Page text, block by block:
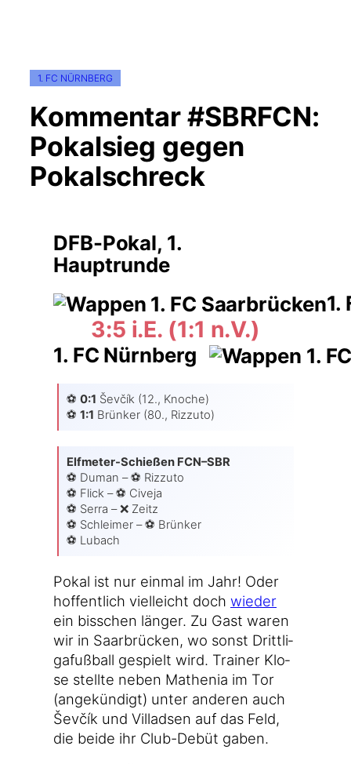
1. FC NÜRNBERG
Kommentar #SBRFCN:
Pokalsieg gegen
Pokalschreck
DFB-Pokal, 1.
Hauptrunde
1.
3:5 i.E. (1:1 n.V.)
1. FC Nürnberg
⚽️ 0:1 Ševčík (12., Kno­che)
⚽️ 1:1 Brün­ker (80., Rizzuto)
Elfmeter-Schießen FCN–SBR
⚽️ Duman – ⚽️ Riz­zu­to
⚽️ Flick – ⚽️ Cive­ja
⚽️ Ser­ra – ❌ Zeitz
⚽️ Schlei­mer – ⚽️ Brün­ker
⚽️ Lubach
Pokal ist nur ein­mal im Jahr! Oder
hof­fent­lich viel­leicht doch wie­der
ein biss­chen län­ger. Zu Gast waren
wir in Saar­brü­cken, wo sonst Dritt­li­
ga­fuß­ball gespielt wird. Trai­ner Klo­
se stell­te neben Mathe­nia im Tor
(ange­kün­digt) unter ande­ren auch
Ševčík und Vil­lad­sen auf das Feld,
die bei­de ihr Club-Debüt gaben.